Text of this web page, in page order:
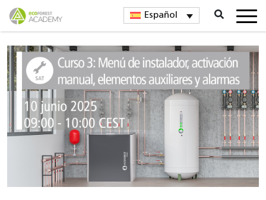
Español